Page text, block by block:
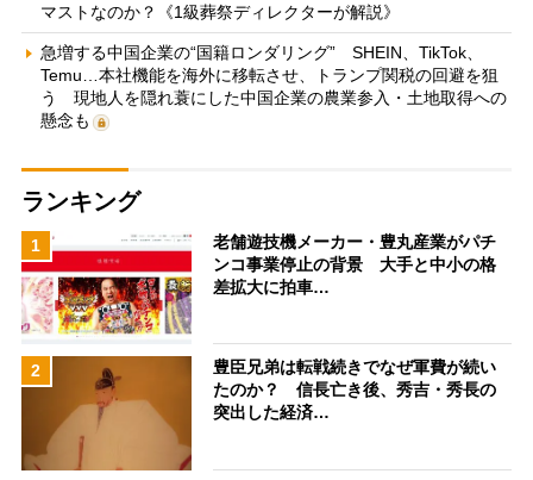
マストなのか？《1級葬祭ディレクターが解説》
急増する中国企業の“国籍ロンダリング” SHEIN、TikTok、
Temu…本社機能を海外に移転させ、トランプ関税の回避を狙
う 現地人を隠れ蓑にした中国企業の農業参入・土地取得への
懸念も
ランキング
1
老舗遊技機メーカー・豊丸産業がパチ
ンコ事業停止の背景 大手と中小の格
差拡大に拍車…
2
豊臣兄弟は転戦続きでなぜ軍費が続い
たのか？ 信長亡き後、秀吉・秀長の
突出した経済…